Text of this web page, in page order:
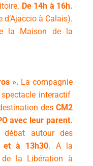
De 14h à 16h.
d’Ajaccio à Calais).
la Maison de la
». La compagnie
interactif
des CM2
avec leur parent.
débat autour des
et à 13h30. A la
de la Libération à